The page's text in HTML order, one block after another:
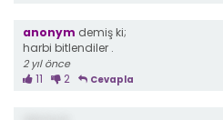
anonym demiş ki;
harbi bitlendiler .
2 yıl önce
11 2 Cevapla